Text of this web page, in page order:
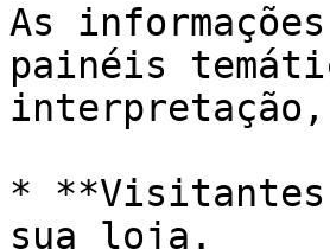
As
painéis
*
sua loja.